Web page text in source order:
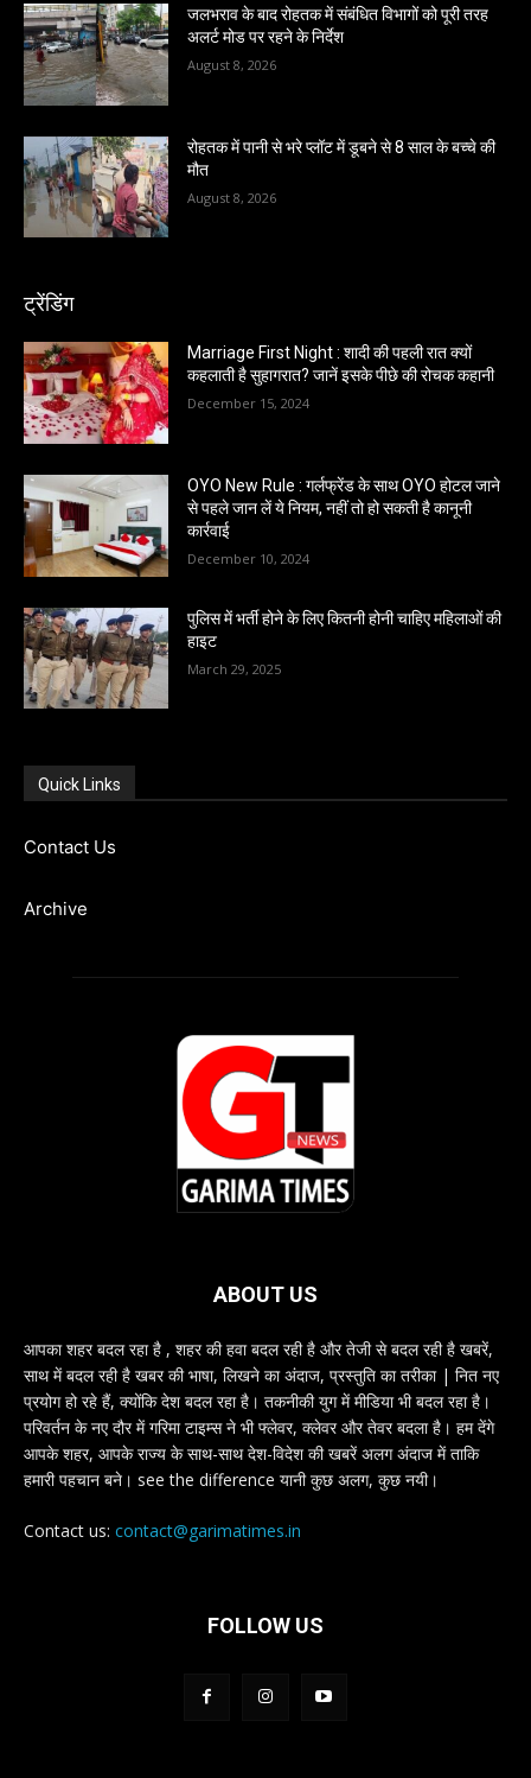
जलभराव के बाद रोहतक में संबंधित विभागों को पूरी तरह
अलर्ट मोड पर रहने के निर्देश
August 8, 2026
रोहतक में पानी से भरे प्लॉट में डूबने से 8 साल के बच्चे की
मौत
August 8, 2026
ट्रेंडिंग
Marriage First Night : शादी की पहली रात क्यों
कहलाती है सुहागरात? जानें इसके पीछे की रोचक कहानी
December 15, 2024
OYO New Rule : गर्लफ्रेंड के साथ OYO होटल जाने
से पहले जान लें ये नियम, नहीं तो हो सकती है कानूनी
कार्रवाई
December 10, 2024
पुलिस में भर्ती होने के लिए कितनी होनी चाहिए महिलाओं की
हाइट
March 29, 2025
Quick Links
Contact Us
Archive
ABOUT US
आपका शहर बदल रहा है , शहर की हवा बदल रही है और तेजी से बदल रही है खबरें,
साथ में बदल रही है खबर की भाषा, लिखने का अंदाज, प्रस्तुति का तरीका | नित नए
प्रयोग हो रहे हैं, क्योंकि देश बदल रहा है। तकनीकी युग में मीडिया भी बदल रहा है।
परिवर्तन के नए दौर में गरिमा टाइम्स ने भी फ्लेवर, क्लेवर और तेवर बदला है। हम देंगे
आपके शहर, आपके राज्य के साथ-साथ देश-विदेश की खबरें अलग अंदाज में ताकि
हमारी पहचान बने। see the difference यानी कुछ अलग, कुछ नयी।
Contact us: contact@garimatimes.in
FOLLOW US